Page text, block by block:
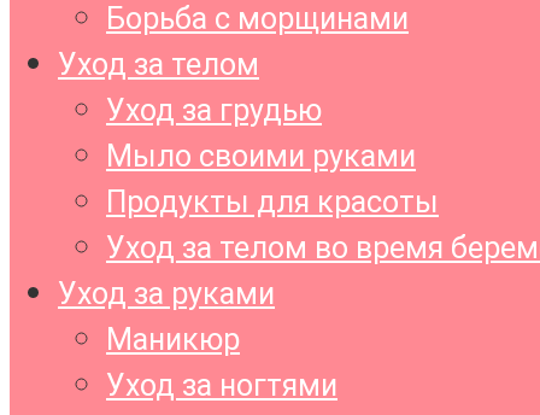
Борьба с морщинами
Уход за телом
Уход за грудью
Мыло своими руками
Продукты для красоты
Уход за телом во время
Уход за руками
Маникюр
Уход за ногтями